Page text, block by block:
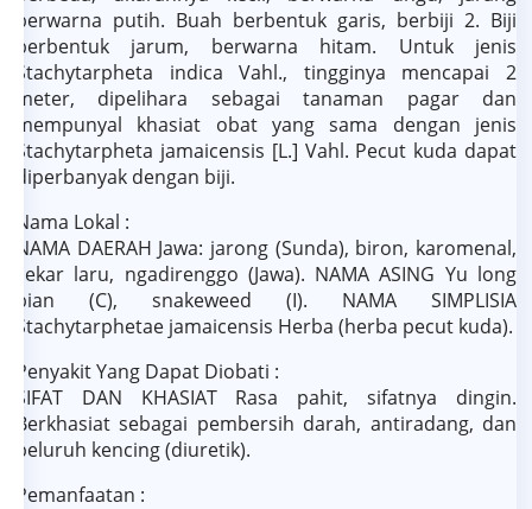
berwarna putih. Buah berbentuk garis, berbiji 2. Biji
berbentuk jarum, berwarna hitam. Untuk jenis
Stachytarpheta indica Vahl., tingginya mencapai 2
meter, dipelihara sebagai tanaman pagar dan
mempunyal khasiat obat yang sama dengan jenis
Stachytarpheta jamaicensis [L.] Vahl. Pecut kuda dapat
diperbanyak dengan biji.
Nama Lokal :
NAMA DAERAH Jawa: jarong (Sunda), biron, karomenal,
sekar laru, ngadirenggo (Jawa). NAMA ASING Yu long
bian (C), snakeweed (I). NAMA SIMPLISIA
Stachytarphetae jamaicensis Herba (herba pecut kuda).
Penyakit Yang Dapat Diobati :
SIFAT DAN KHASIAT Rasa pahit, sifatnya dingin.
Berkhasiat sebagai pembersih darah, antiradang, dan
peluruh kencing (diuretik).
Pemanfaatan :